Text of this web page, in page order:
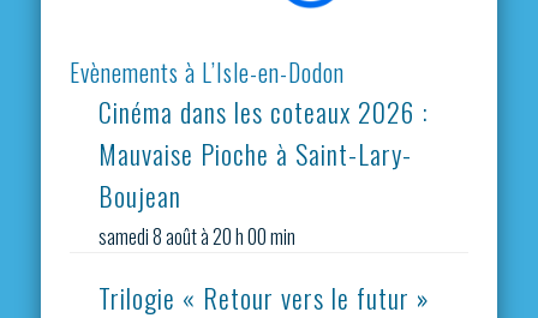
Evènements à L’Isle-en-Dodon
Cinéma dans les coteaux 2026 :
Mauvaise Pioche à Saint-Lary-
Boujean
samedi 8 août à 20 h 00 min
Trilogie « Retour vers le futur »